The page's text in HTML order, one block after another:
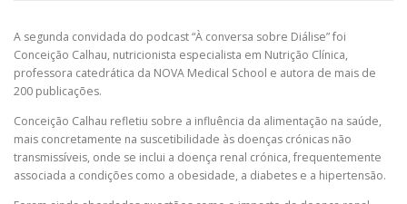
A segunda convidada do podcast “À conversa sobre Diálise” foi
Conceição Calhau, nutricionista especialista em Nutrição Clínica,
professora catedrática da NOVA Medical School e autora de mais de
200 publicações.
Conceição Calhau refletiu sobre a influência da alimentação na saúde,
mais concretamente na suscetibilidade às doenças crónicas não
transmissíveis, onde se inclui a doença renal crónica, frequentemente
associada a condições como a obesidade, a diabetes e a hipertensão.